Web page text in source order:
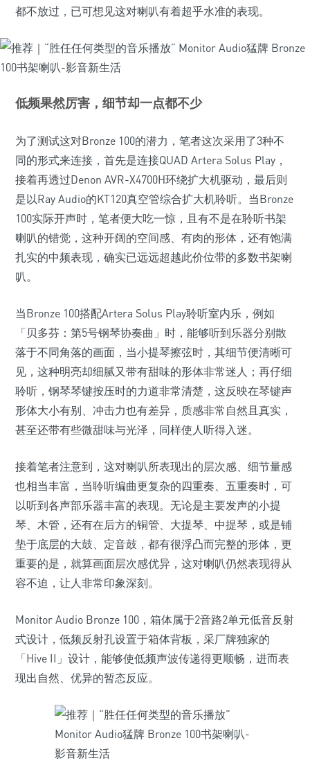
都不放过，已可想见这对喇叭有着超乎水准的表现。
低频果然厉害，细节却一点都不少
为了测试这对Bronze 100的潜力，笔者这次采用了3种不
同的形式来连接，首先是连接QUAD Artera Solus Play，
接着再透过Denon AVR-X4700H环绕扩大机驱动，最后则
是以Ray Audio的KT120真空管综合扩大机聆听。当Bronze
100实际开声时，笔者便大吃一惊，且有不是在聆听书架
喇叭的错觉，这种开阔的空间感、有肉的形体，还有饱满
扎实的中频表现，确实已远远超越此价位带的多数书架喇
叭。
当Bronze 100搭配Artera Solus Play聆听室内乐，例如
「贝多芬：第5号钢琴协奏曲」时，能够听到乐器分别散
落于不同角落的画面，当小提琴擦弦时，其细节便清晰可
见，这种明亮却细腻又带有甜味的形体非常迷人；再仔细
聆听，钢琴琴键按压时的力道非常清楚，这反映在琴键声
形体大小有别、冲击力也有差异，质感非常自然且真实，
甚至还带有些微甜味与光泽，同样使人听得入迷。
接着笔者注意到，这对喇叭所表现出的层次感、细节量感
也相当丰富，当聆听编曲更复杂的四重奏、五重奏时，可
以听到各声部乐器丰富的表现。无论是主要发声的小提
琴、木管，还有在后方的铜管、大提琴、中提琴，或是铺
垫于底层的大鼓、定音鼓，都有很浮凸而完整的形体，更
重要的是，就算画面层次感优异，这对喇叭仍然表现得从
容不迫，让人非常印象深刻。
Monitor Audio Bronze 100，箱体属于2音路2单元低音反射
式设计，低频反射孔设置于箱体背板，采厂牌独家的
「Hive II」设计，能够使低频声波传递得更顺畅，进而表
现出自然、优异的暂态反应。